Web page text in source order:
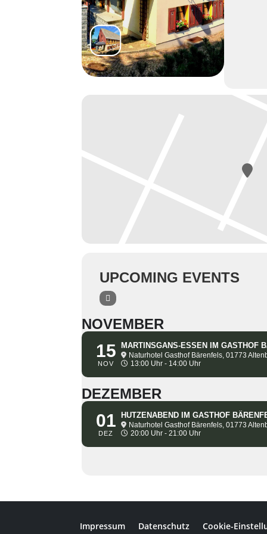
UPCOMING EVENTS
NOVEMBER
15
NOV
MARTINSGANS-ESSEN IM GASTHOF
Naturhotel Gasthof Bärenfels, 01773
13:00 Uhr - 14:00 Uhr
DEZEMBER
01
DEZ
HUTZENABEND IM GASTHOF
Naturhotel Gasthof Bärenfels, 01773
20:00 Uhr - 21:00 Uhr
Impressum Datenschutz Cookie-